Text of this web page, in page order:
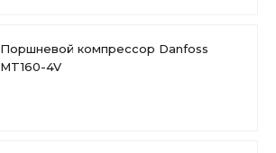
Поршневой компрессор Danfoss
MT160-4V